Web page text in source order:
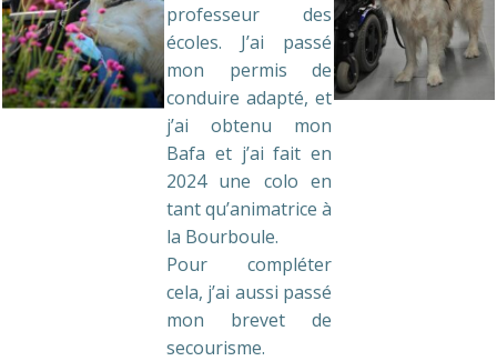
professeur des
écoles. J’ai passé
mon permis de
conduire adapté, et
j’ai obtenu mon
Bafa et j’ai fait en
2024 une colo en
tant qu’animatrice à
la Bourboule.
Pour compléter
cela, j’ai aussi passé
mon brevet de
secourisme.